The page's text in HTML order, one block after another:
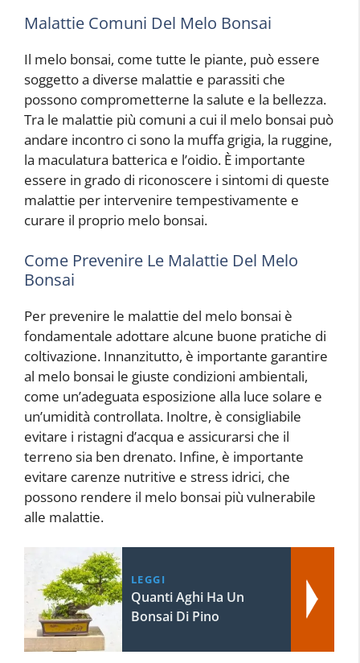
Malattie Comuni Del Melo Bonsai
Il melo bonsai, come tutte le piante, può essere
soggetto a diverse malattie e parassiti che
possono comprometterne la salute e la bellezza.
Tra le malattie più comuni a cui il melo bonsai può
andare incontro ci sono la muffa grigia, la ruggine,
la maculatura batterica e l’oidio. È importante
essere in grado di riconoscere i sintomi di queste
malattie per intervenire tempestivamente e
curare il proprio melo bonsai.
Come Prevenire Le Malattie Del Melo
Bonsai
Per prevenire le malattie del melo bonsai è
fondamentale adottare alcune buone pratiche di
coltivazione. Innanzitutto, è importante garantire
al melo bonsai le giuste condizioni ambientali,
come un’adeguata esposizione alla luce solare e
un’umidità controllata. Inoltre, è consigliabile
evitare i ristagni d’acqua e assicurarsi che il
terreno sia ben drenato. Infine, è importante
evitare carenze nutritive e stress idrici, che
possono rendere il melo bonsai più vulnerabile
alle malattie.
LEGGI
Quanti Aghi Ha Un
Bonsai Di Pino